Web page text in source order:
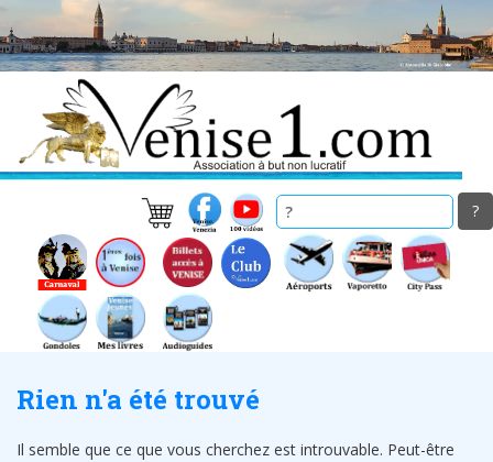
to
main
Rien n'a été trouvé
Il semble que ce que vous cherchez est introuvable. Peut-être